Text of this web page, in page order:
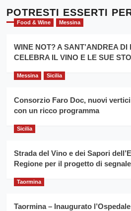
l’
evento
per
la
filiera
grano
Cronoscalata
Giarre
Montesalice
per
il
anno
Franco
Caruso
POTRESTI ESSERTI
Food & Wine Messina
WINE NOT? A SANT’ANDREA DI
CELEBRA IL VINO E LE SUE
Messina Sicilia
Consorzio Faro Doc, nuovi
con un ricco programma
Sicilia
Strada del Vino e dei Sapori
Regione per il progetto di
Taormina
Taormina – Inaugurato